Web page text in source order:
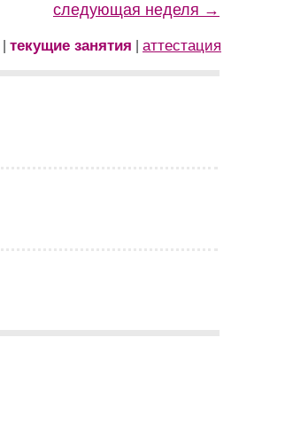
следующая неделя →
текущие занятия аттестация